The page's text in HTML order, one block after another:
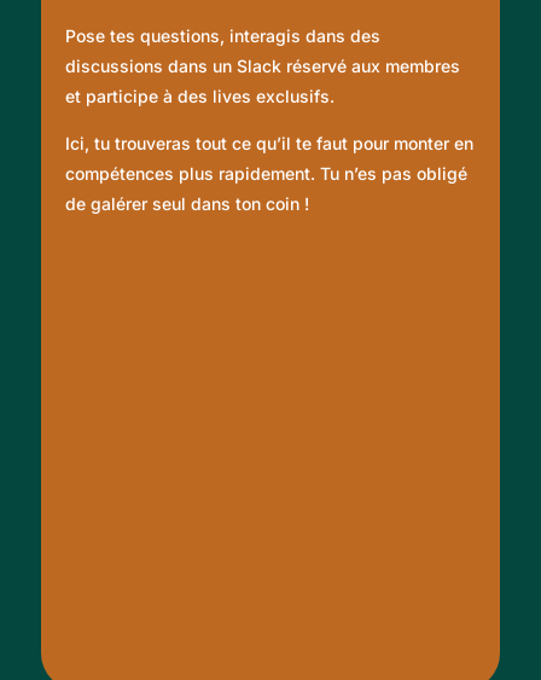
Pose tes questions, interagis dans des
discussions dans un Slack réservé aux membres
et participe à des lives exclusifs.
Ici, tu trouveras tout ce qu’il te faut pour monter en
compétences plus rapidement. Tu n’es pas obligé
de galérer seul dans ton coin !